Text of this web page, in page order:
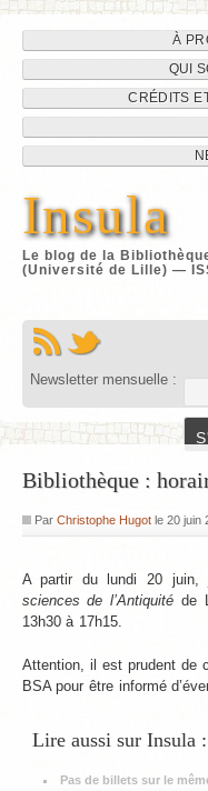
Navigation
du
site
au
contenu
À
QUI
CRÉDITS
Insula
Le blog de la
(Université de Lille) —
Newsletter mensuelle :
Bibliothèque :
Par Christophe Hugotle 20 juin
A partir du lundi 20 juin,
sciences de l’Antiquité de
13h30 à 17h15.
Attention, il est prudent de
BSA pour être informé
Lire aussi sur Insula :
Pas de billets sur le